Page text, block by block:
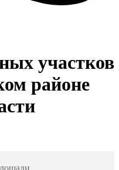
участков
районе